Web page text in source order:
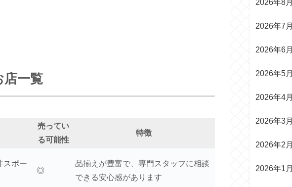
店一覧
売ってい
る可能性
特徴
スポー
◎
品揃えが豊富で、専門スタッフに相談
できる安心感があります
2026年8月
2026年7月
2026年6月
2026年5月
2026年4月
2026年3月
2026年2月
2026年1月